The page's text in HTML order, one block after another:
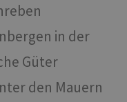
in der
Güter
den Mauern